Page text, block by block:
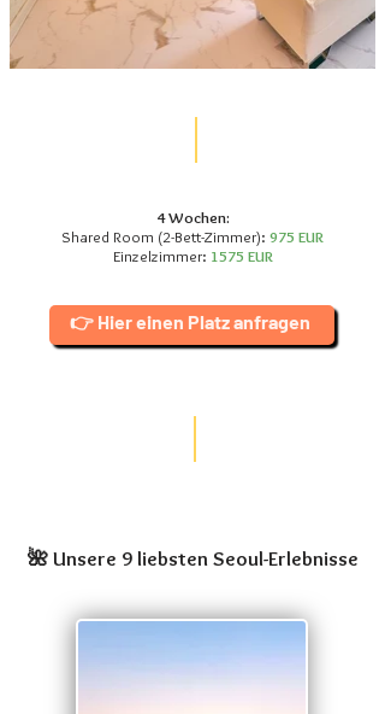
4 Wochen:
Shared Room (2-Bett-Zimmer): 975 EUR
Einzelzimmer: 1575 EUR
👉 Hier einen Platz anfragen
🌺 Unsere 9 liebsten Seoul-Erlebnisse